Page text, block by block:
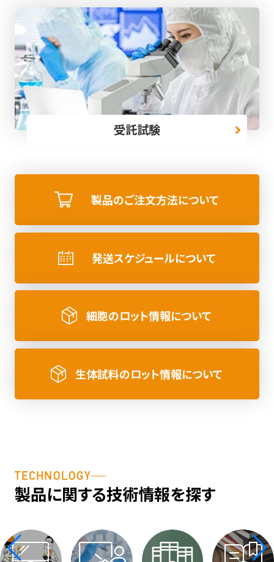
受託試験
製品のご注文方法について
発送スケジュールについて
細胞のロット情報について
生体試料のロット情報について
TECHNOLOGY
製品に関する技術情報を探す